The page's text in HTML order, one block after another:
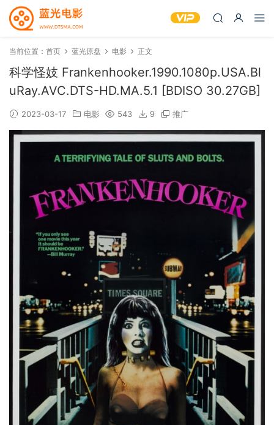
当前位置： 首页 蓝光原盘 电影 正文
科学怪妓 Frankenhooker.1990.1080p.USA.Bl
uRay.AVC.DTS-HD.MA.5.1 [BDISO 30.27GB]
2023-03-17 电影 543 9 推广